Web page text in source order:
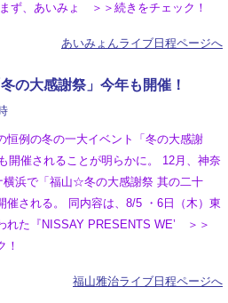
ず、あいみょ ＞＞続きをチェック！
あいみょんライブ日程ページへ
の⼤感謝祭」今年も開催！
恒例の冬の一大イベント「冬の⼤感謝
開催されることが明らかに。 12月、神奈
横浜で「福山☆冬の大感謝祭 其の二十
催される。 同内容は、8/5 ・6日（木）東
れた『NISSAY PRESENTS WE’ ＞＞
！
福山雅治ライブ日程ページへ